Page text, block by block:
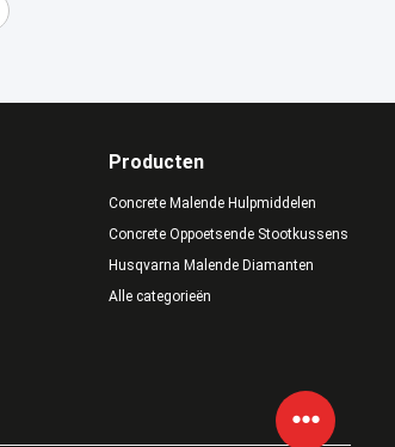
Producten
Concrete Malende Hulpmiddelen
Concrete Oppoetsende Stootkussens
Husqvarna Malende Diamanten
Alle categorieën